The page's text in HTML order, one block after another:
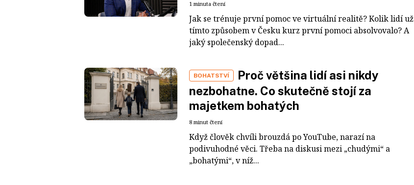
1 minuta čtení
Jak se trénuje první pomoc ve virtuální realitě? Kolik lidí už
tímto způsobem v Česku kurz první pomoci absolvovalo? A
jaký společenský dopad...
BOHATSTVÍ
Proč většina lidí asi nikdy
nezbohatne. Co skutečně stojí za
majetkem bohatých
8 minut čtení
Když člověk chvíli brouzdá po YouTube, narazí na
podivuhodné věci. Třeba na diskusi mezi „chudými“ a
„bohatými“, v níž...